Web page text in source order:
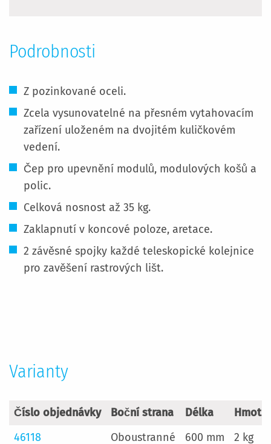
Podrobnosti
Z pozinkované oceli.
Zcela vysunovatelné na přesném vytahovacím
zařízení uloženém na dvojitém kuličkovém
vedení.
Čep pro upevnění modulů, modulových košů a
polic.
Celková nosnost až 35 kg.
Zaklapnutí v koncové poloze, aretace.
2 závěsné spojky každé teleskopické kolejnice
pro zavěšení rastrových lišt.
Varianty
Číslo objednávky Boční strana Délka
46118
Oboustranné 600 mm
2 kg